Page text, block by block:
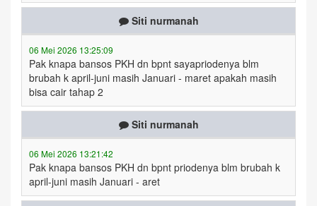
Siti nurmanah
06 Mei 2026 13:25:09
Pak knapa bansos PKH dn bpnt sayapriodenya blm
brubah k april-juni masih Januari - maret apakah masih
bisa cair tahap 2
Siti nurmanah
06 Mei 2026 13:21:42
Pak knapa bansos PKH dn bpnt priodenya blm brubah k
april-juni masih Januari - aret